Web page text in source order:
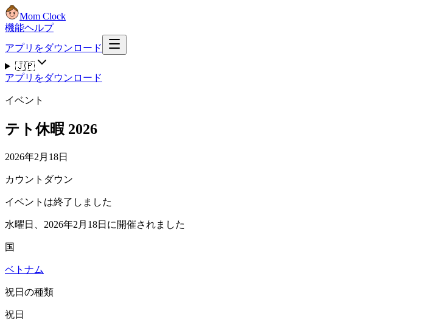
Mom Clock
機能ヘルプ
アプリをダウンロード
🇯🇵
アプリをダウンロード
イベント
テト休暇 2026
2026年2月18日
カウントダウン
イベントは終了しました
水曜日、2026年2月18日に開催されました
国
ベトナム
祝日の種類
祝日